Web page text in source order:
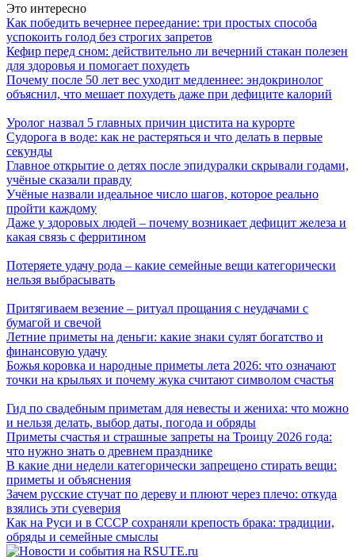
Это интересно
Как победить вечернее переедание: три простых способа
успокоить голод без строгих запретов
Кефир перед сном: действительно ли вечерний стакан полезен
для здоровья и помогает похудеть
Почему после 50 лет вес уходит медленнее: эндокринолог
объяснил, что мешает похудеть даже при дефиците калорий
Уролог назвал 5 главных причин цистита на курорте
Судорога в воде: как не растеряться и что делать в первые
секунды
Главное открытие о детях после эпидуралки скрывали годами,
учёные сказали правду
Учёные назвали идеальное число шагов, которое реально
пройти каждому
Даже у здоровых людей – почему возникает дефицит железа и
какая связь с ферритином
Потеряете удачу рода – какие семейные вещи категорически
нельзя выбрасывать
Притягиваем везение – ритуал прощания с неудачами с
бумагой и свечой
Летние приметы на деньги: какие знаки сулят богатство и
финансовую удачу
Божья коровка и народные приметы лета 2026: что означают
точки на крыльях и почему жука считают символом счастья
Гид по свадебным приметам для невесты и жениха: что можно
и нельзя делать, выбор даты, погода и обряды
Приметы счастья и страшные запреты на Троицу 2026 года:
что нужно знать о древнем празднике
В какие дни недели категорически запрещено стирать вещи:
приметы и объяснения
Зачем русские стучат по дереву и плюют через плечо: откуда
взялись эти суеверия
Как на Руси и в СССР сохраняли крепость брака: традиции,
обряды и семейные смыслы